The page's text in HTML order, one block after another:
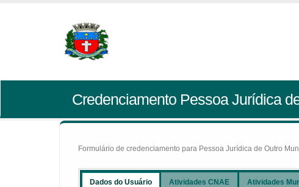
Credenciamento Pessoa Jurídica
Formulário de credenciamento para Pessoa Jurídica de Outro
Dados do Usuário Atividades CNAE Atividades